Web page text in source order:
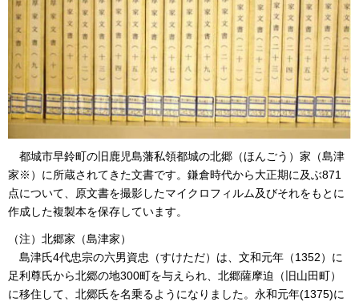
都城市早鈴町の 旧鹿児島藩私領都城の北郷（ほんごう）家（島津
家※）に所蔵されてきた文書です。鎌倉時代から大正期に及ぶ871
点について、原文書を撮影したマイクロフィルム及びそれをもとに
作成した複製本を保存しています。
（注）北郷家（島津家）
島津氏4代忠宗の六男資忠（すけただ）は、文和元年（1352）に
足利尊氏から北郷の地300町を与えられ、北郷薩摩迫（旧山田町）
に移住して、北郷氏を名乗るようになりました。永和元年(1375)に